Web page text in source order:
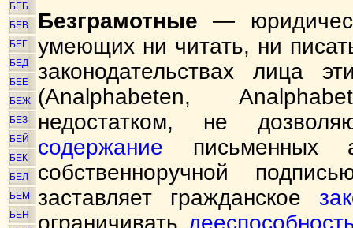
БЕБ
БЕВ
БЕГ
БЕД
БЕЕ
БЕЖ
БЕЗ
БЕЙ
БЕК
БЕЛ
БЕМ
БЕН
Безграмотные —
умеющих ни читать, ни
законодательствах лица
(Analphabeten,
недостатком, не
содержание письменных
собственноручной
заставляет гражданское
ограничивать